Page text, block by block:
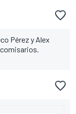
Pérez y Alex